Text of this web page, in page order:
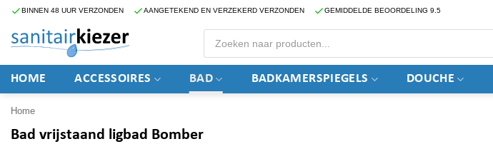
Ga
inhoud
BINNEN 48 UUR VERZONDEN AANGETEKEND EN VERZEKERD VERZONDEN GEMIDDELDE BEOORDELING 9.5
Producten
zoeken
HOME ACCESSOIRES BAD BADKAMERSPIEGELS DOUCHE
Home
Bad vrijstaand ligbad Bomber